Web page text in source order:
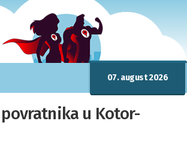
07. august 2026
u Kotor-